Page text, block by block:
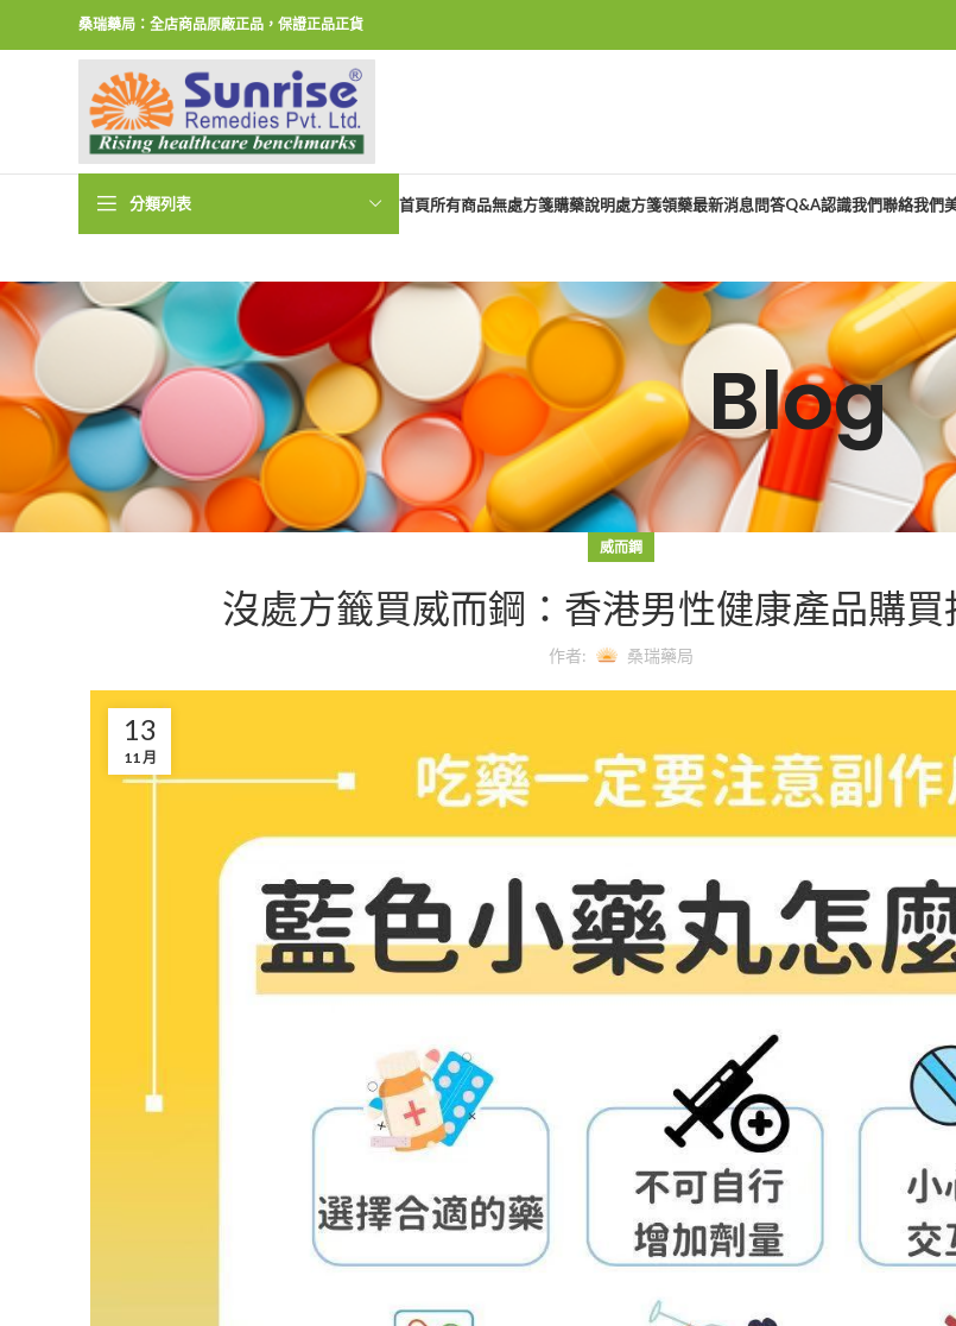
桑瑞藥局：全店商品原廠正品，保證正品正貨
分類列表 首頁所有商品無處方箋購藥說明處方箋領藥最新消息問答Q&A認識我們聯絡我們
Blog
威而鋼
沒處方籤買威而鋼：香港男性健康產品購買
作者: 桑瑞藥局
13
11 月